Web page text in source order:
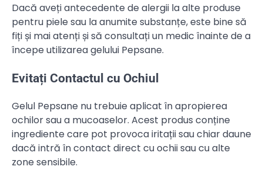
Dacă aveți antecedente de alergii la alte produse
pentru piele sau la anumite substanțe, este bine să
fiți și mai atenți și să consultați un medic înainte de a
începe utilizarea gelului Pepsane.
Evitați Contactul cu Ochiul
Gelul Pepsane nu trebuie aplicat în apropierea
ochilor sau a mucoaselor. Acest produs conține
ingrediente care pot provoca iritații sau chiar daune
dacă intră în contact direct cu ochii sau cu alte
zone sensibile.